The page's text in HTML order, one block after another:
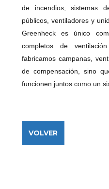
de incendios, sistemas
públicos, ventiladores y
Greenheck es único
completos de
fabricamos campanas,
de compensación, sino
funcionen juntos como un
VOLVER